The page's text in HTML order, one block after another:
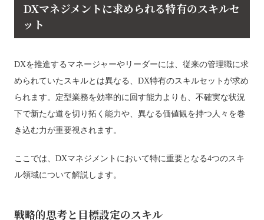
DXマネジメントに求められる特有のスキルセ
ット
DXを推進するマネージャーやリーダーには、従来の管理職に求
められていたスキルとは異なる、DX特有のスキルセットが求め
られます。定型業務を効率的に回す能力よりも、不確実な状況
下で新たな道を切り拓く能力や、異なる価値観を持つ人々を巻
き込む力が重要視されます。
ここでは、DXマネジメントにおいて特に重要となる4つのスキ
ル領域について解説します。
戦略的思考と目標設定のスキル